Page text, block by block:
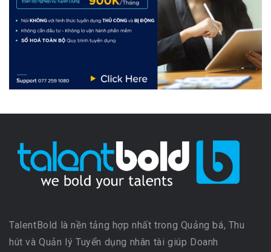
TalentBold là nền tảng hợp nhất trong Quảng bá, Thu
hút và Quản lý Tuyển dụng nhân tài giúp Doanh